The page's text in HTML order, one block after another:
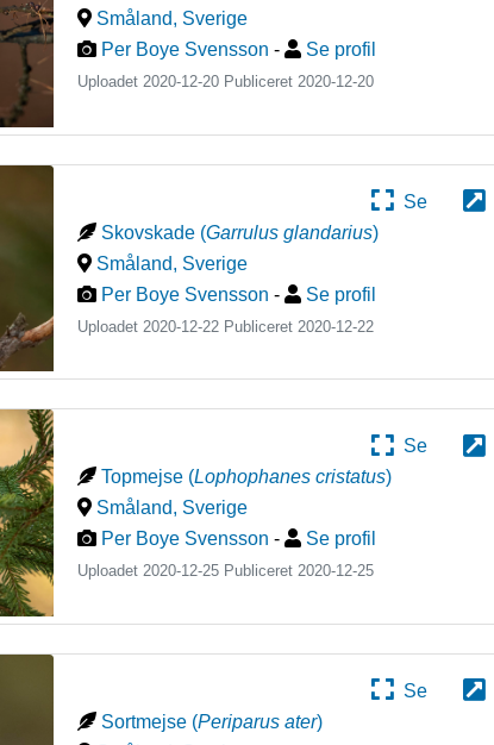
Småland, Sverige
Per Boye Svensson - Se profil
Uploadet 2020-12-20 Publiceret2020-12-20
Se
Skovskade (Garrulus glandarius)
Småland, Sverige
Per Boye Svensson - Se profil
Uploadet 2020-12-22 Publiceret 2020-12-22
Se
Topmejse (Lophophanes cristatus)
Småland, Sverige
Per Boye Svensson - Se profil
Uploadet 2020-12-25 Publiceret2020-12-25
Se
Sortmejse (Periparus ater)